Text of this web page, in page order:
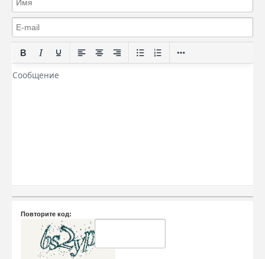
Повторите код: